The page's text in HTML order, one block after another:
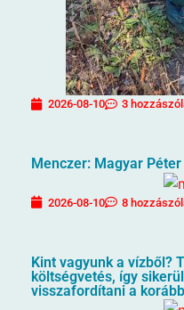
2026-08-10 3
Menczer: Magyar
2026-08-10 8
Kint vagyunk a vízből?
költségvetés, így
visszafordítani a